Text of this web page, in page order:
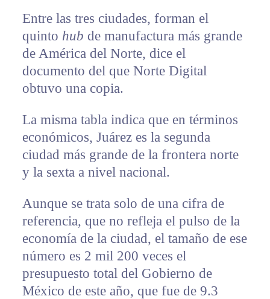
Entre las tres ciudades, forman el
quinto hub de manufactura más grande
de América del Norte, dice el
documento del que Norte Digital
obtuvo una copia.
La misma tabla indica que en términos
económicos, Juárez es la segunda
ciudad más grande de la frontera norte
y la sexta a nivel nacional.
Aunque se trata solo de una cifra de
referencia, que no refleja el pulso de la
economía de la ciudad, el tamaño de ese
número es 2 mil 200 veces el
presupuesto total del Gobierno de
México de este año, que fue de 9.3